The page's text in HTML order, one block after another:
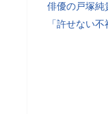
俳優の戸塚純
「許せない